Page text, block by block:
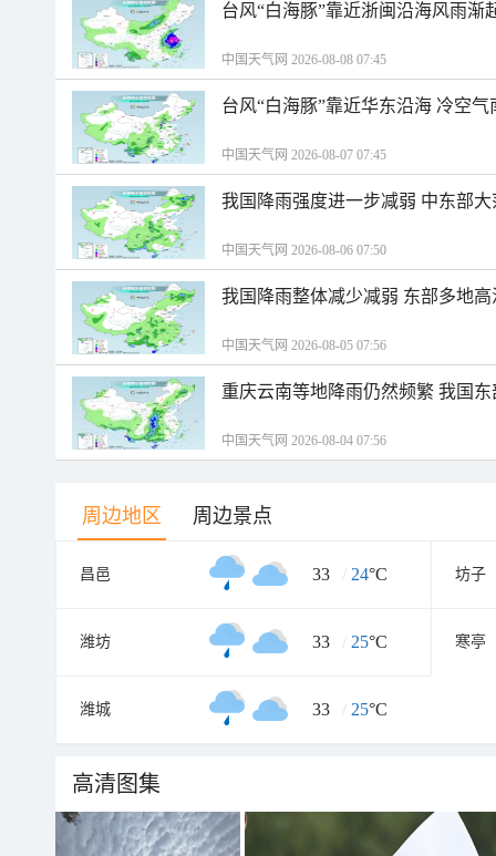
台风“白海豚”靠近浙闽沿海风雨渐
中国天气网 2026-08-08 07:45
台风“白海豚”靠近华东沿海 冷空
中国天气网 2026-08-07 07:45
我国降雨强度进一步减弱 中东部
中国天气网 2026-08-06 07:50
我国降雨整体减少减弱 东部多地
中国天气网 2026-08-05 07:56
重庆云南等地降雨仍然频繁 我国
中国天气网 2026-08-04 07:56
周边地区 周边景点
昌邑 33 / 24°C 坊子
潍坊 33 / 25°C 寒亭
潍城 33 / 25°C
高清图集